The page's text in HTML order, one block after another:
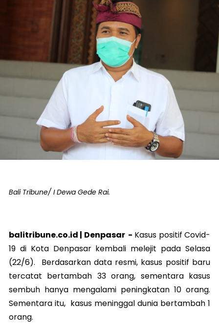
Bali Tribune/ I Dewa Gede Rai.
balitribune.co.id | Denpasar - Kasus positif Covid-
19 di Kota Denpasar kembali melejit pada Selasa
(22/6). Berdasarkan data resmi, kasus positif baru
tercatat bertambah 33 orang, sementara kasus
sembuh hanya mengalami peningkatan 10 orang.
Sementara itu, kasus meninggal dunia bertambah 1
orang.